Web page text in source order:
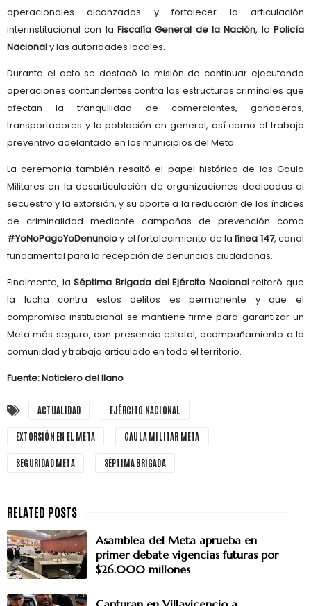
operacionales alcanzados y fortalecer la articulación
interinstitucional con la Fiscalía General de la Nación, laPolicía
Nacionaly las autoridades locales.
Durante el acto se destacó la misión de continuar ejecutando
operaciones contundentes contra las estructuras criminales que
afectan la tranquilidad de comerciantes, ganaderos,
transportadores y la población en general, así como el trabajo
preventivo adelantado en los municipios del Meta.
La ceremonia también resaltó el papel histórico de los Gaula
Militares en la desarticulación de organizaciones dedicadas al
secuestro y la extorsión, y su aporte a la reducción de los índices
de criminalidad mediante campañas de prevención como
#YoNoPagoYoDenuncioy el fortalecimiento de lalínea 147, canal
fundamental para la recepción de denuncias ciudadanas.
Finalmente, laSéptima Brigada del Ejército Nacionalreiteró que
la lucha contra estos delitos es permanente y que el
compromiso institucional se mantiene firme para garantizar un
Meta más seguro, con presencia estatal, acompañamiento a la
comunidad y trabajo articulado en todo el territorio.
Fuente: Noticiero del llano
ACTUALIDAD EJÉRCITO NACIONAL
EXTORSIÓN EN EL META GAULA MILITAR META
SEGURIDAD META SÉPTIMA BRIGADA
Asamblea del Meta aprueba en
primer debate vigencias futuras por
$26.000 millones